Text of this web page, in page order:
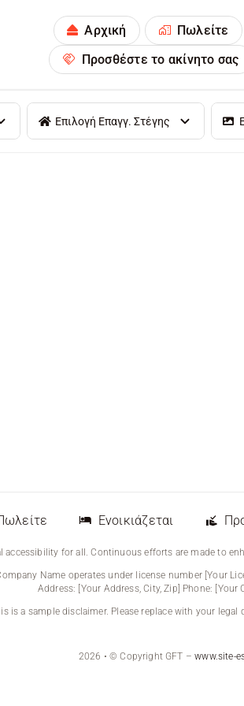
Αρχική Πωλείτε
Προσθέστε το ακίνητο σας
Ενοικιάζεται
for all. Continuous efforts are made to
Name operates under license number [Your
Address: [Your Address, City, Zip] Phone: [Your
is a sample disclaimer. Please replace with your
2026 • © Copyright GFT –www.site-